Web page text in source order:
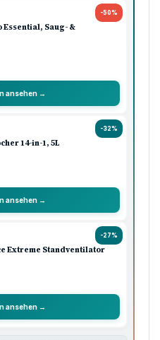
-50%
Essential, Saug- &
ansehen →
-32%
14-in-1, 5L
ansehen →
-27%
Extreme Standventilator
ansehen →